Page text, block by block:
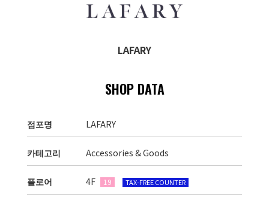
LAFARY
SHOP DATA
점포명 LAFARY
카테고리 Accessories & Goods
플로어 4F 19 TAX-FREE COUNTER